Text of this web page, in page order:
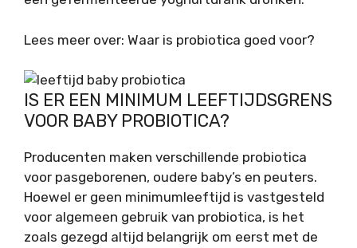
Lees meer over: Waar is probiotica goed voor?
IS ER EEN MINIMUM LEEFTIJDSGRENS
VOOR BABY PROBIOTICA?
Producenten maken verschillende probiotica
voor pasgeborenen, oudere baby’s en peuters.
Hoewel er geen minimumleeftijd is vastgesteld
voor algemeen gebruik van probiotica, is het
zoals gezegd altijd belangrijk om eerst met de